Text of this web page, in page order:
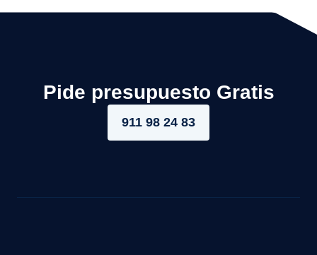
Pide presupuesto Gratis
911 98 24 83